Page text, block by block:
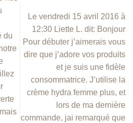
du
Le vendredi 15 avril 2016 à
12:30 Liette L. dit: Bonjour
Pour débuter j’aimerais vous
dire que j’adore vos produits
et je suis une fidèle
consommatrice. J’utilise la
crème hydra femme plus, et
lors de ma dernière
commande, jai remarqué que